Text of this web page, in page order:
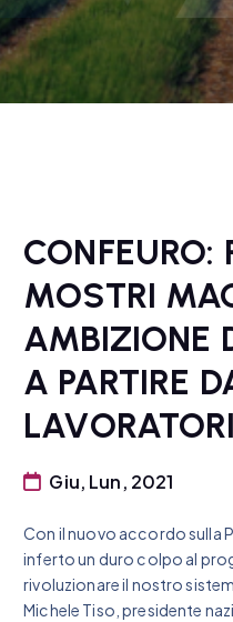
CONFEURO:
MOSTRI
AMBIZIONE
A PARTIRE
LAVORATORI
Giu, Lun, 2021
Con il nuovo accordo sulla
inferto un duro colpo al
rivoluzionare il nostro
Michele Tiso, presidente